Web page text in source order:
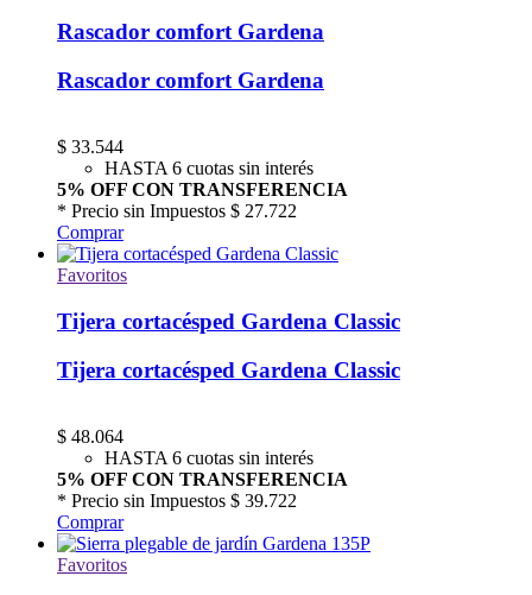
Rascador comfort Gardena
Rascador comfort Gardena
$ 33.544
HASTA 6 cuotas sin interés
5% OFF CON TRANSFERENCIA
* Precio sin Impuestos $ 27.722
Comprar
Favoritos
Tijera cortacésped Gardena Classic
Tijera cortacésped Gardena Classic
$ 48.064
HASTA 6 cuotas sin interés
5% OFF CON TRANSFERENCIA
* Precio sin Impuestos $ 39.722
Comprar
Favoritos